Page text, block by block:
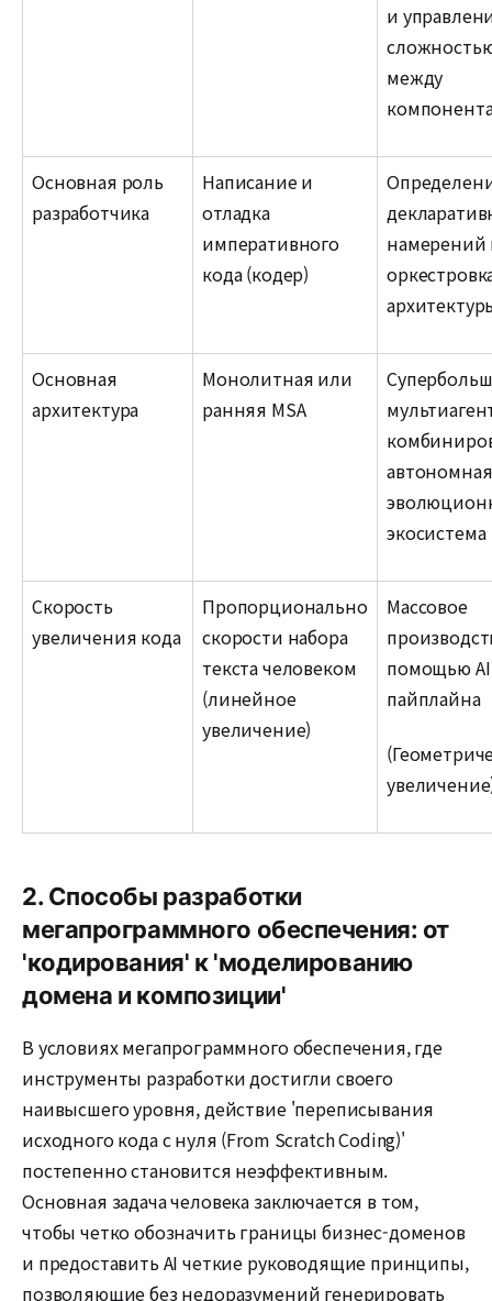
и
между
Основная роль
разработчика
Написание и
отладка
императивного
кода (кодер)
намерений
Основная
архитектура
Монолитная или
ранняя MSA
автономная
экосистема
Скорость
увеличения кода
Пропорционально
скорости набора
текста человеком
(линейное
увеличение)
Массовое
помощью AI
пайплайна
2. Способы разработки
мегапрограммного обеспечения: от
'кодирования' к 'моделированию
домена и композиции'
В условиях мегапрограммного обеспечения, где
инструменты разработки достигли своего
наивысшего уровня, действие 'переписывания
исходного кода с нуля (From Scratch Coding)'
постепенно становится неэффективным.
Основная задача человека заключается в том,
чтобы четко обозначить границы бизнес-доменов
и предоставить AI четкие руководящие принципы,
позволяющие без недоразумений генерировать